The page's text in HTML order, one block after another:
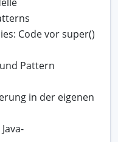
Code vor super()
Pattern
in der eigenen